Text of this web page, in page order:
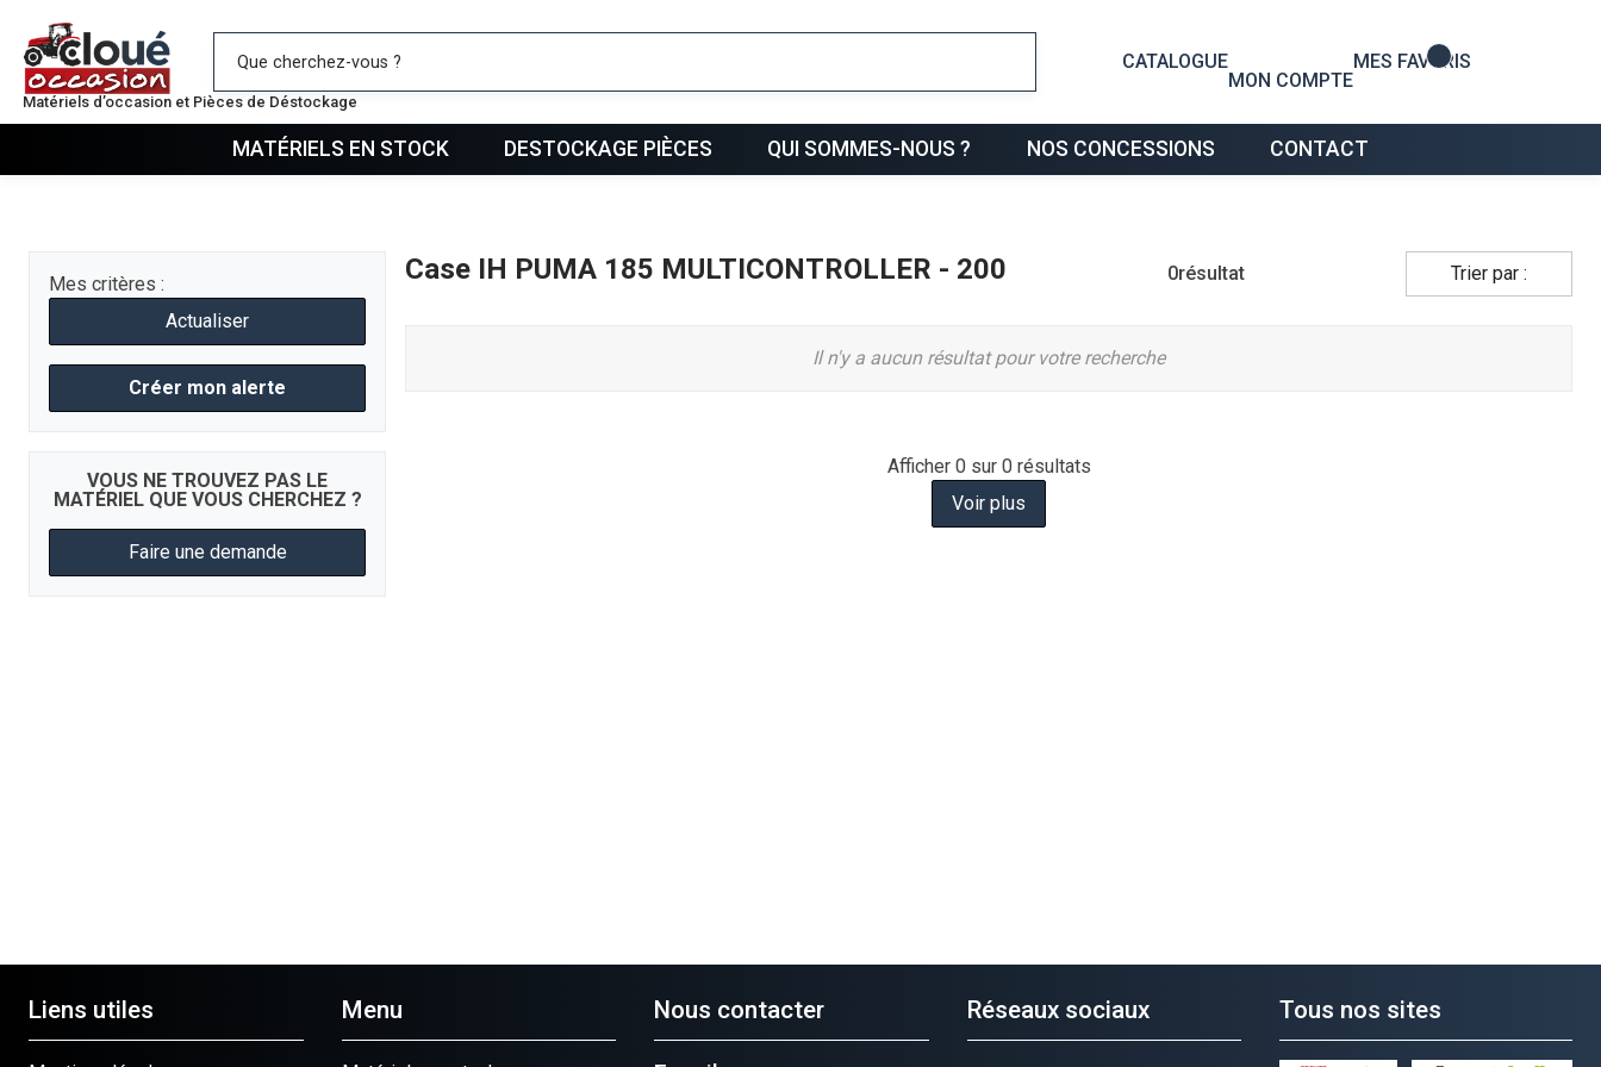
Matériels d’occasion et Pièces de Déstockage
CATALOGUE
MON COMPTE
MES FAVORIS
Mes favoris
MATÉRIELS EN STOCK DESTOCKAGE PIÈCES QUI SOMMES-NOUS ? NOS CONCESSIONS CONTACT
Mes critères :
Actualiser
Créer mon alerte
VOUS NE TROUVEZ PAS LE
MATÉRIEL QUE VOUS CHERCHEZ ?
Faire une demande
Case IH PUMA 185 MULTICONTROLLER - 200 0résultat Trier par :
Il n'y a aucun résultat pour votre recherche
Afficher 0 sur 0 résultats
Voir plus
Liens utiles Menu Nous contacter Réseaux sociaux Tous nos sites